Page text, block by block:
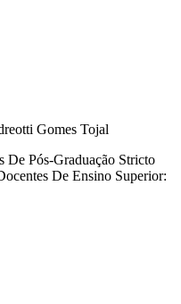
Gomes Tojal
De Pós-Graduação Stricto
De Ensino Superior: